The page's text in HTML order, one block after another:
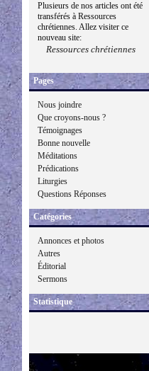
Plusieurs de nos articles ont été
transférés à Ressources
chrétiennes. Allez visiter ce
nouveau site:
Ressources chrétiennes
Pages
Nous joindre
Que croyons-nous ?
Témoignages
Bonne nouvelle
Méditations
Prédications
Liturgies
Questions Réponses
Catégories
Annonces et photos
Autres
Éditorial
Sermons
Statistique